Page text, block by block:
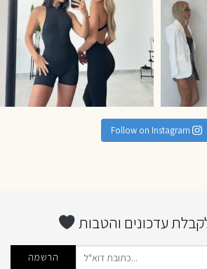
Follow on Instagram
עדכונים והטבות